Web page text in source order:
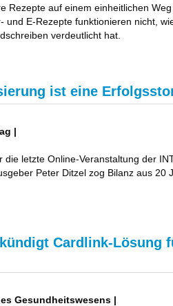
Rezepte auf einem einheitlichen
und E-Rezepte funktionieren nicht,
verdeutlicht hat.
ist eine
|
die letzte Online-Veranstaltung der
Peter Ditzel zog Bilanz aus 20
Cardlink-Lösung
Gesundheitswesens |